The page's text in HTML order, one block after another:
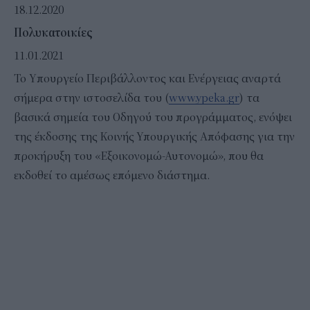
18.12.2020
Πολυκατοικίες
11.01.2021
Το Yπουργείο Περιβάλλοντος και Ενέργειας αναρτά
σήμερα στην ιστοσελίδα του (www.ypeka.gr) τα
βασικά σημεία του Οδηγού του προγράμματος, ενόψει
της έκδοσης της Κοινής Υπουργικής Απόφασης για την
προκήρυξη του «Εξοικονομώ-Αυτονομώ», που θα
εκδοθεί το αμέσως επόμενο διάστημα.